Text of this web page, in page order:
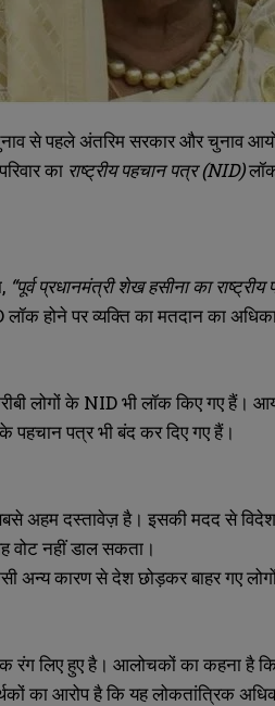
से पहले अंतरिम सरकार और चुनाव
का राष्ट्रीय पहचान पत्र (NID)
“पूर्व प्रधानमंत्री शेख हसीना का
होने पर व्यक्ति का मतदान का
लोगों के NID भी लॉक किए गए हैं।
पहचान पत्र भी बंद कर दिए गए हैं।
अहम दस्तावेज़ है। इसकी मदद से
वोट नहीं डाल सकता।
अन्य कारण से देश छोड़कर बाहर गए
रंग लिए हुए है। आलोचकों का कहना है
का आरोप है कि यह लोकतांत्रिक